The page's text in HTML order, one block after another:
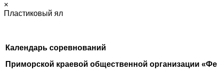
×
Пластиковый ял
Календарь соревнований
Приморской краевой общественной организации